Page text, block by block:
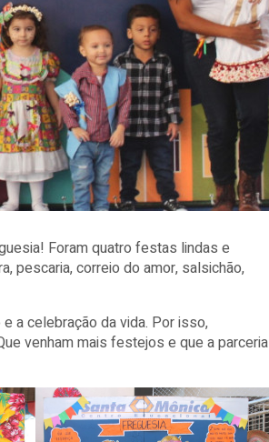
Foram quatro festas lindas e
pescaria, correio do amor, salsichão,
a celebração da vida. Por isso,
venham mais festejos e que a parceria